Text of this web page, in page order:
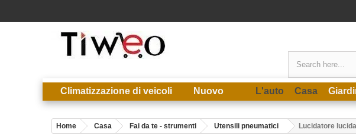
Climatizzazione di veicoli Nuovo L'auto Casa
Home Casa Fai da te - strumenti Utensili pneumatici Lucidatore